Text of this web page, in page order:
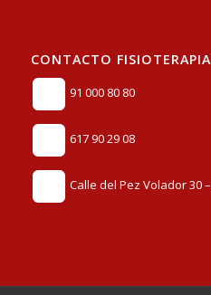
CONTACTO
91 000 80 80
617 90 29 08
Calle del Pez Volador 30